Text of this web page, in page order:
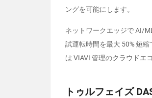
ングを可能にします。
ネットワークエッジでAI/ML
試運転時間を最大 50% 短縮
は VIAVI 管理のクラウドエ
トゥルフェイズ